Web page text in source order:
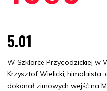
5.01
W Szklarce Przygodzickiej w
Krzysztof Wielicki, himalaista,
dokonał zimowych wejść na